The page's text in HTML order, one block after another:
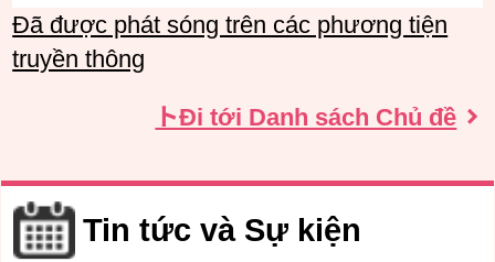
Đã được phát sóng trên các phương tiện
truyền thông
トĐi tới Danh sách Chủ đề
Tin tức và Sự kiện